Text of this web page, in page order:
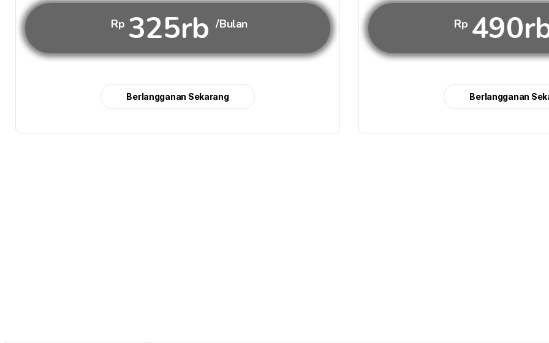
Rp 325rb /Bulan
Berlangganan Sekarang
Rp
Berlangganan